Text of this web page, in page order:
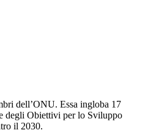
dell’ONU. Essa ingloba 17
degli Obiettivi per lo Sviluppo
il 2030.